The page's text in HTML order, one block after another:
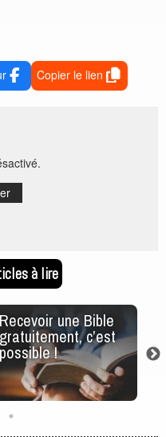
Copier le lien
à lire
Recevoir une Bible
gratuitement, c’est
possible !